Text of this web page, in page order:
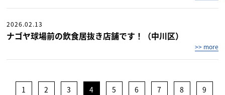
2026.02.13
ナゴヤ球場前の飲食居抜き店舗です！（中川区）
>> more
1 2 3 4 5 6 7 8 9